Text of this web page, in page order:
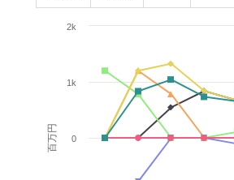
百万円 0
1k
2k